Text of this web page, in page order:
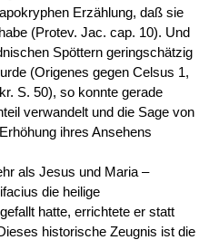
Erzählung, daß sie
(Protev. Jac. cap. 10). Und
Spöttern geringschätzig
(Origenes gegen Celsus 1,
S. 50), so konnte gerade
verwandelt und die Sage von
ihres Ansehens
als Jesus und Maria –
die heilige
hatte, errichtete er statt
historische Zeugnis ist die